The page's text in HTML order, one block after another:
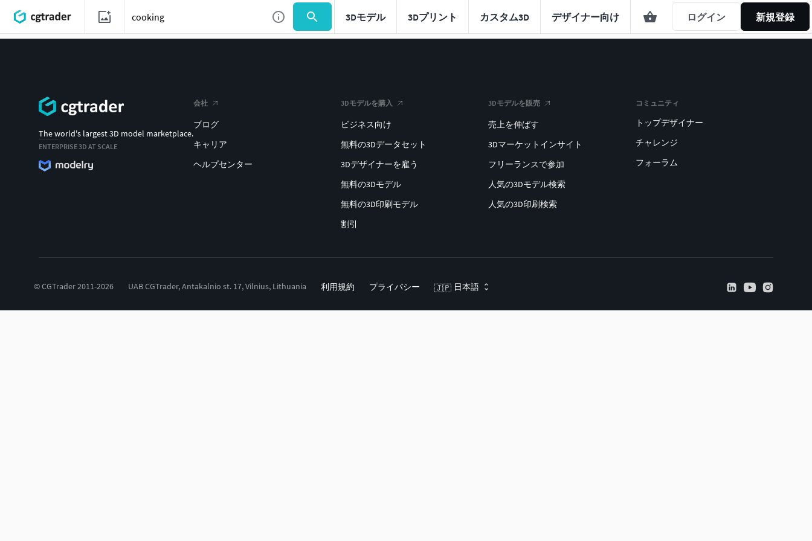
3Dモデル 3Dプリント カスタム3D デザイナー向け ログイン 新規登録
The world's largest 3D model marketplace.
ENTERPRISE 3D AT SCALE
会社
ブログ
キャリア
ヘルプセンター
3Dモデルを購入
ビジネス向け
無料の3Dデータセット
3Dデザイナーを雇う
無料の3Dモデル
無料の3D印刷モデル
割引
3Dモデルを販売
売上を伸ばす
3Dマーケットインサイト
フリーランスで参加
人気の3Dモデル検索
人気の3D印刷検索
コミュニティ
トップデザイナー
チャレンジ
フォーラム
© CGTrader 2011-2026 UAB CGTrader, Antakalnio st. 17, Vilnius, Lithuania 利用規約 プライバシー 🇯🇵 日本語